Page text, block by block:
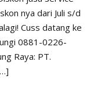
nya dari Juli s/d
Cuss datang ke
0881-0226-
Raya: PT.